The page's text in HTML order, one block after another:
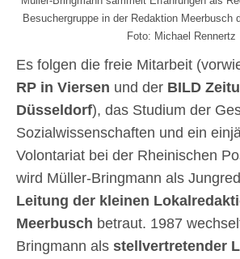
Besuchergruppe in der Redaktion Meerbusch
Foto: Michael Rennertz
Es folgen die freie Mitarbeit
RP in Viersen und der BILD
Düsseldorf), das Studium der
Sozialwissenschaften und ein
Volontariat bei der Rheinischen
wird Müller-Bringmann als
Leitung der kleinen
Meerbusch betraut. 1987
Bringmann als stellvertretender